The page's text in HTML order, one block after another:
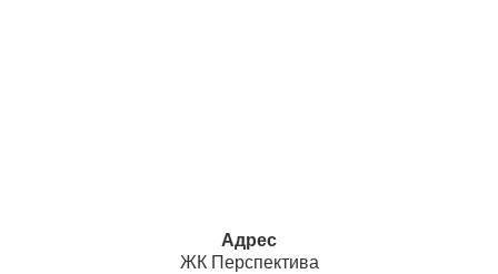
Адрес
ЖК Перспектива